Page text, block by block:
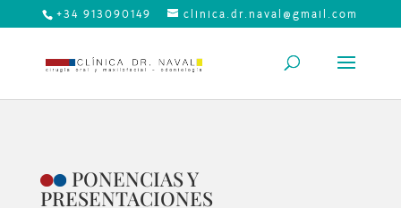
+34 913090149 clinica.dr.naval@gmail.com
PONENCIAS Y
PRESENTACIONES